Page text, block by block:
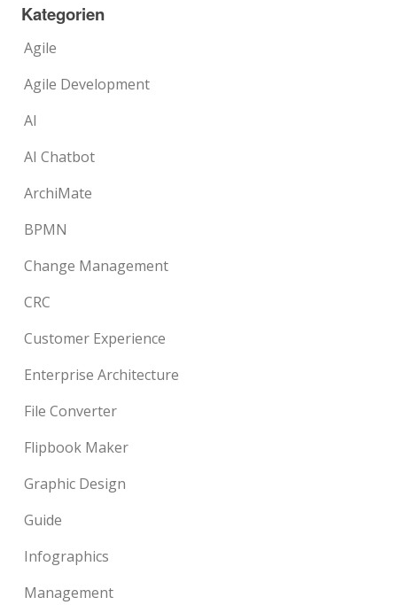
Kategorien
Agile
Agile Development
AI
AI Chatbot
ArchiMate
BPMN
Change Management
CRC
Customer Experience
Enterprise Architecture
File Converter
Flipbook Maker
Graphic Design
Guide
Infographics
Management